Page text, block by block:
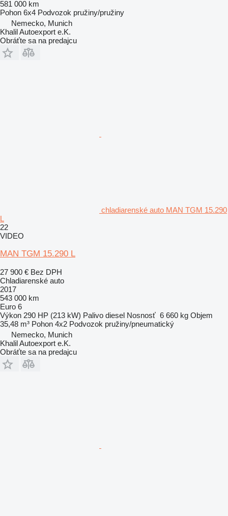
581 000 km
Pohon 6x4 Podvozok pružiny/pružiny
Nemecko, Munich
Khalil Autoexport e.K.
Obráťte sa na predajcu
chladiarenské auto MAN TGM 15.290
L
22
VIDEO
MAN TGM 15.290 L
27 900 € Bez DPH
Chladiarenské auto
2017
543 000 km
Euro 6
Výkon 290 HP (213 kW) Palivo diesel Nosnosť 6 660 kg Objem
35,48 m³ Pohon 4x2 Podvozok pružiny/pneumatický
Nemecko, Munich
Khalil Autoexport e.K.
Obráťte sa na predajcu